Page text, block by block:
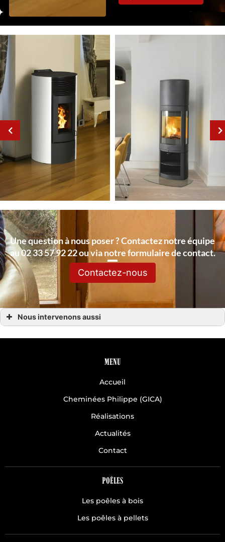
Une question à nous poser ? Contactez notre équipe
au 02 33 57 92 22 ou via notre formulaire de contact.
Contactez-nous
Nous intervenons aussi
MENU
Accueil
Cheminées Philippe (GICA)
Réalisations
Actualités
Contact
POÊLES
Les poêles à bois
Les poêles à pellets